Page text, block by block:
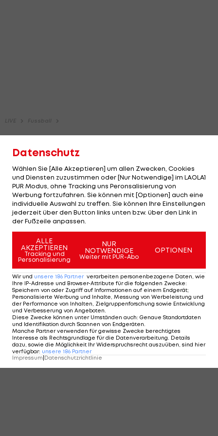
Datenschutz
Wählen Sie [Alle Akzeptieren] um allen Zwecken, Cookies
und Diensten zuzustimmen oder [Nur Notwendige] im LAOLA1
PUR Modus, ohne Tracking uns Peronsalisierung von
Werbung fortzufahren. Sie können mit [Optionen] auch eine
individuelle Auswahl zu treffen. Sie können Ihre Einstellungen
jederzeit über den Button links unten bzw. über den Link in
der Fußzeile anpassen.
ALLE
AKZEPTIEREN
Tracking und
Personalisierung
NUR
NOTWENDIGE
Weiter mit PUR-Abo
OPTIONEN
Wir und unsere 186 Partner verarbeiten personenbezogene Daten, wie
Ihre IP-Adresse und Browser-Attribute für die folgenden Zwecke:
Speichern von oder Zugriff auf Informationen auf einem Endgerät;
Personalisierte Werbung und Inhalte, Messung von Werbeleistung und
der Performance von Inhalten, Zielgruppenforschung sowie Entwicklung
und Verbesserung von Angeboten.
Diese Zwecke können unter Umständen auch: Genaue Standortdaten
und Identifikation durch Scannen von Endgeräten.
Manche Partner verwenden für gewisse Zwecke berechtigtes
Interesse als Rechtsgrundlage für die Datenverarbeitung. Details
dazu, sowie die Möglichkeit Ihr Widerspruchsrecht auszuüben, sind hier
verfügbar: unsere 186 Partner
Impressum Datenschutzrichtlinie